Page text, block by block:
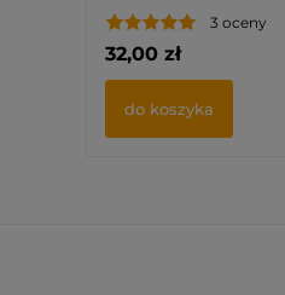
3 oceny
32,00 zł
do koszyka